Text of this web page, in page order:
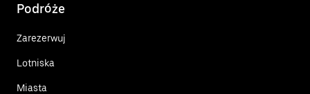
Podróże
Zarezerwuj
Lotniska
Miasta